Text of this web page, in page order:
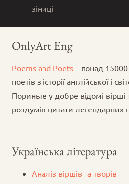
зіниці
OnlyArt Eng
Poems and Poets – понад
поетів з історії англійської і
Пориньте у добре відомі вірші
роздумів цитати легендарних
Українська література
Аналіз віршів та творів